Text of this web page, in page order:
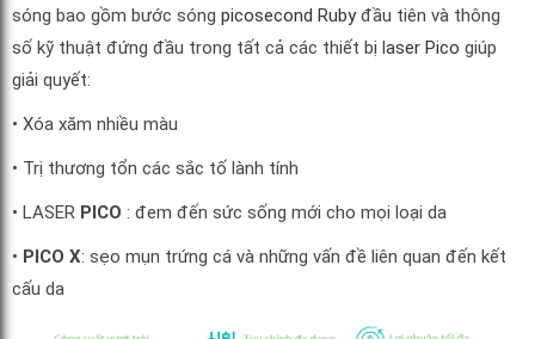
sóng bao gồm bước sóng picosecond Rubyđầu tiên và thông
số kỹ thuật đứng đầu trong tất cả các thiết bị laser Pico giúp
giải quyết:
• Xóa xăm nhiều màu
• Trị thương tổn các sắc tố lành tính
• LASER PICO : đem đến sức sống mới cho mọi loại da
• PICO X: sẹo mụn trứng cá và những vấn đề liên quan đến kết
cấu da